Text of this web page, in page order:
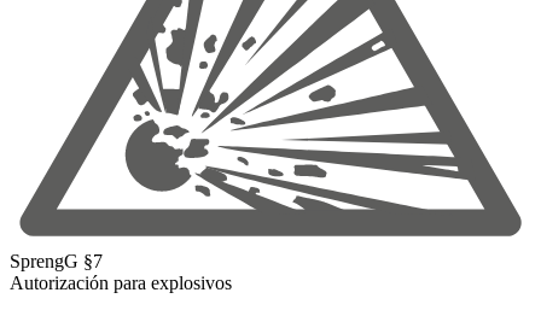
SprengG §7
Autorización para explosivos